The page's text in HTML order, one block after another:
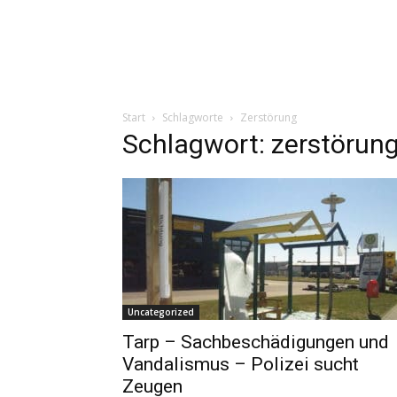
Start Schlagworte Zerstörung
Schlagwort:
Uncategorized
Tarp – Sachbeschädigungen und
Vandalismus – Polizei sucht
Zeugen